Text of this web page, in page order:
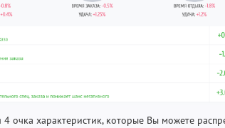
очка характеристик, которые Вы можете